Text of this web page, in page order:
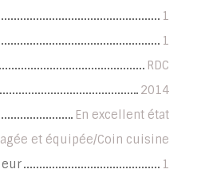
1
1
RDC
2014
En excellent état
et équipée/Coin cuisine
1